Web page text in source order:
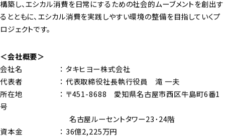
構築し、エシカル消費を日常にするための社会的ムーブメントを創出す
るとともに、エシカル消費を実践しやすい環境の整備を目指していくプ
ロジェクトです。
＜会社概要＞
会社名 ： タキヒヨー株式会社
代表者 ： 代表取締役社長執行役員 滝 一夫
所在地 ： 〒451-8688 愛知県名古屋市西区牛島町6番1
号
名古屋ルーセントタワー23･24階
資本金 ： 36億2,225万円